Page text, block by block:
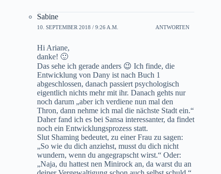
Sabine
10. SEPTEMBER 2018 / 9:26 A.M. ANTWORTEN
Hi Ariane,
danke! 🙂
Das sehe ich gerade anders 😉 Ich finde, die
Entwicklung von Dany ist nach Buch 1
abgeschlossen, danach passiert psychologisch
eigentlich nichts mehr mit ihr. Danach gehts nur
noch darum „aber ich verdiene nun mal den
Thron, dann nehme ich mal die nächste Stadt ein.“
Daher fand ich es bei Sansa interessanter, da findet
noch ein Entwicklungsprozess statt.
Slut Shaming bedeutet, zu einer Frau zu sagen:
„So wie du dich anziehst, musst du dich nicht
wundern, wenn du angegrapscht wirst.“ Oder:
„Naja, du hattest nen Minirock an, da warst du an